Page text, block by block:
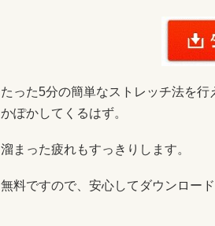
たった5分の簡単なストレッチ法を
かぽかしてくるはず。
溜まった疲れもすっきりします。
無料ですので、安心してダウンロー